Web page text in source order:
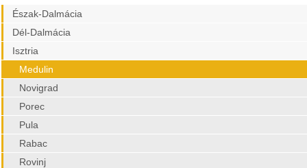
Észak-Dalmácia
Dél-Dalmácia
Isztria
Medulin
Novigrad
Porec
Pula
Rabac
Rovinj